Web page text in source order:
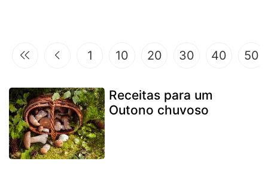
1 10 20 30 40 50
Receitas para um
Outono chuvoso